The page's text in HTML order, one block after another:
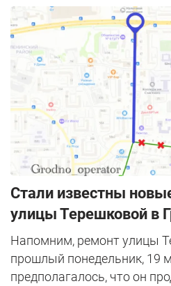
Стали известны
улицы Терешковой в
Напомним, ремонт улицы
прошлый понедельник, 19
предполагалось, что он